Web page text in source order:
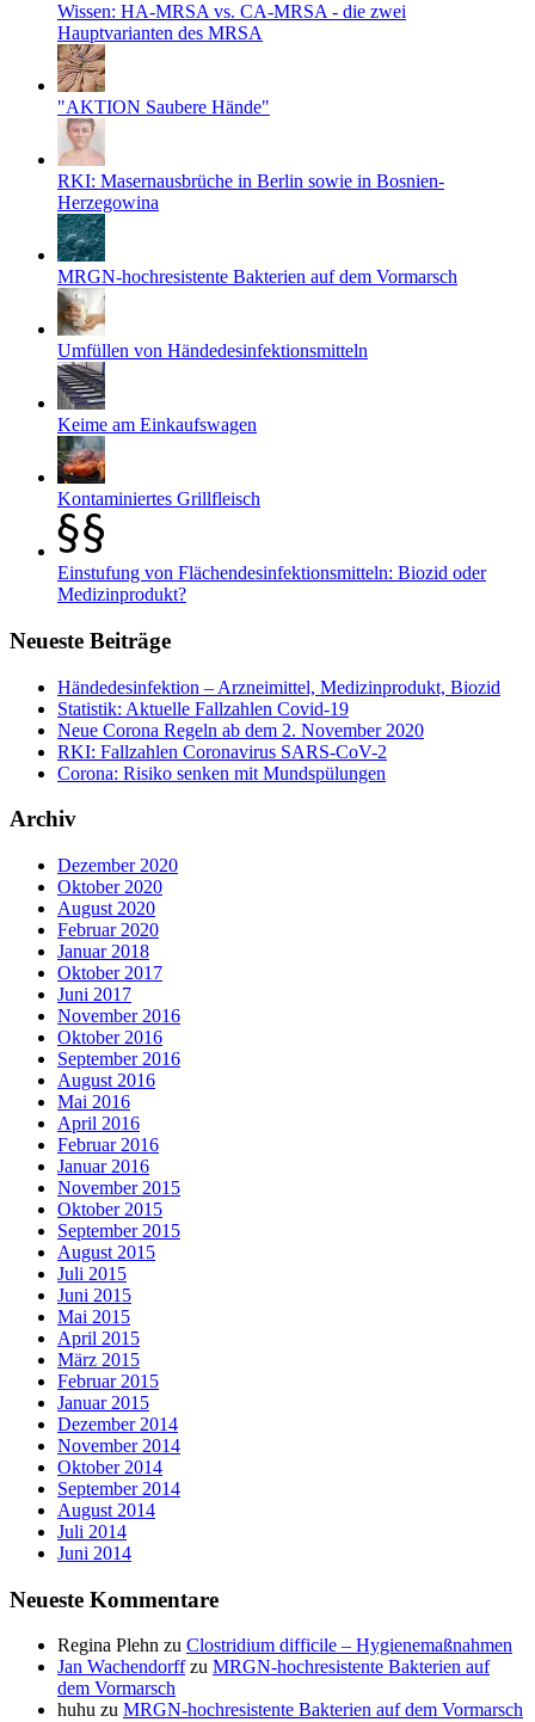
Wissen: HA-MRSA vs. CA-MRSA - die zwei
Hauptvarianten des MRSA
"AKTION Saubere Hände"
RKI: Masernausbrüche in Berlin sowie in Bosnien-
Herzegowina
MRGN-hochresistente Bakterien auf dem Vormarsch
Umfüllen von Händedesinfektionsmitteln
Keime am Einkaufswagen
Kontaminiertes Grillfleisch
Einstufung von Flächendesinfektionsmitteln: Biozid oder
Medizinprodukt?
Neueste Beiträge
Händedesinfektion – Arzneimittel, Medizinprodukt, Biozid
Statistik: Aktuelle Fallzahlen Covid-19
Neue Corona Regeln ab dem 2. November 2020
RKI: Fallzahlen Coronavirus SARS-CoV-2
Corona: Risiko senken mit Mundspülungen
Archiv
Dezember 2020
Oktober 2020
August 2020
Februar 2020
Januar 2018
Oktober 2017
Juni 2017
November 2016
Oktober 2016
September 2016
August 2016
Mai 2016
April 2016
Februar 2016
Januar 2016
November 2015
Oktober 2015
September 2015
August 2015
Juli 2015
Juni 2015
Mai 2015
April 2015
März 2015
Februar 2015
Januar 2015
Dezember 2014
November 2014
Oktober 2014
September 2014
August 2014
Juli 2014
Juni 2014
Neueste Kommentare
Regina Plehn zu Clostridium difficile – Hygienemaßnahmen
Jan Wachendorffzu MRGN-hochresistente Bakterien auf
dem Vormarsch
huhu zu MRGN-hochresistente Bakterien auf dem Vormarsch